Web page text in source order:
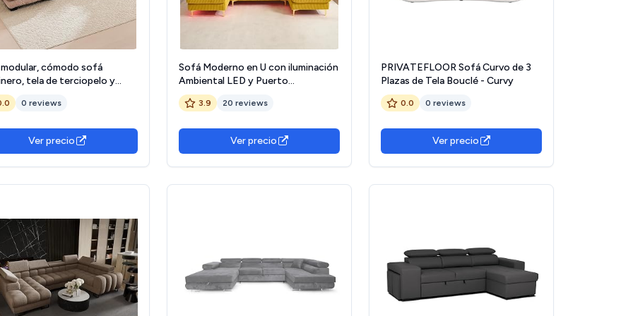
cómodo sofá
tela de terciopelo y
ergonómico, sofá grande de
acolchado de espuma de
reposabrazos (caqui)
0 reviews
Ver precio
Sofá Moderno en U con iluminación
Ambiental LED y Puerto
USB+Type-C,sofá 4 plazas con 4
Cojines de Lujo y Respaldo
3.9 20 reviews
Ver precio
PRIVATEFLOOR Sofá Curvo de 3
Plazas de Tela Bouclé - Curvy
0.0 0 reviews
Ver precio